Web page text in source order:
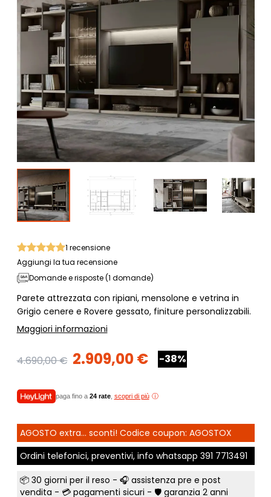
1 recensione
Aggiungi la tua recensione
Domande e risposte (1 domande)
Parete attrezzata con ripiani, mensolone e vetrina in
Grigio cenere e Rovere gessato, finiture personalizzabili.
Maggiori informazioni
4.690,00 € 2.909,00 € -38%
paga fino a 24 rate, scopri di più
AGOSTO extra... sconti! Codice coupon: AGOSTOX
Ordini telefonici, preventivi, info whatsapp 391 7713491
📦 30 giorni per il reso - 🎧 assistenza pre e post
vendita - 💳 pagamenti sicuri - 🛡️ garanzia 2 anni